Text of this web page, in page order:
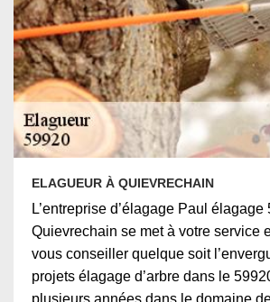
ELAGUEUR À QUIEVRECHAIN
L’entreprise d’élagage Paul élagage
Quievrechain se met à votre service
vous conseiller quelque soit
projets élagage d’arbre dans le
plusieurs années dans le domaine